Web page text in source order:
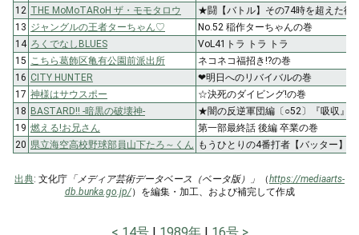
12 THE MoMoTARoH ザ・モモタロウ
★闘【バトル】その74時を超えた復
13 ジャングルの王者ターちゃん♡
No.52 稲作ターちゃんの巻
14 ろくでなしBLUES
VoL41トラ トラ トラ
15
こちら葛飾区亀有公園前派出所
ネコネコ福招き!?の巻
16 CITY HUNTER
❤明日へのリバイバルの巻
17 神様はサウスポー
☆決死のダイビング!の巻
18 BASTARD!! -暗黒の破壊神-
★闇の反逆軍団編〔○52〕『吸収』
19 燃える!お兄さん
第一部最終話 後編 卒業の巻
20 県立海空高校野球部員山下たろ～くん もうひとりの4番打者【バッター】
出典: 文化庁 「メディア芸術データベース（ベータ版）」 （https://mediaarts-
db.bunka.go.jp/）を編集・加工、および補完して作成